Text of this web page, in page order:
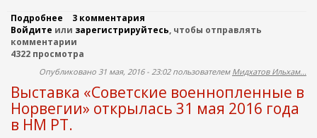
й
О
т
ч
е
с
т
в
в
и
ч
д
н
о
п
и
с
к
о
Подробнее
В
Р
е
н
о
м
п
3 комментария
Войдите или зарегистрируйтесь, чтобы отправлять
комментарии
4322 просмотра
Опубликовано 31 мая, 2016 - 23:02 пользователем Мидхатов Ильхам...
Выставка «Советские военнопленные в
Норвегии» открылась 31 мая 2016 года
в НМ РТ.